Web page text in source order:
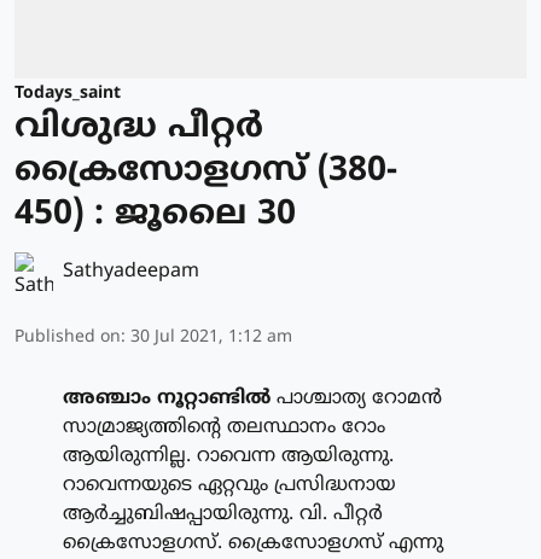
Todays_saint
വിശുദ്ധ പീറ്റര്‍
ക്രൈസോളഗസ് (380-
450) : ജൂലൈ 30
Sathyadeepam
Published on: 30 Jul 2021, 1:12 am
അഞ്ചാം നൂറ്റാണ്ടില്‍ പാശ്ചാത്യ റോമന്‍
സാമ്രാജ്യത്തിന്റെ തലസ്ഥാനം റോം
ആയിരുന്നില്ല. റാവെന്ന ആയിരുന്നു.
റാവെന്നയുടെ ഏറ്റവും പ്രസിദ്ധനായ
ആര്‍ച്ചുബിഷപ്പായിരുന്നു. വി. പീറ്റര്‍
ക്രൈസോളഗസ്. ക്രൈസോളഗസ് എന്നു